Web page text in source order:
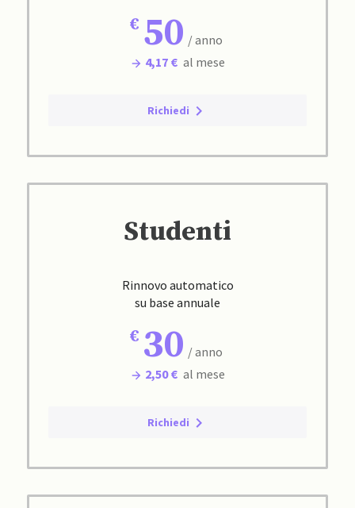
50 / anno
4,17 € al mese
Richiedi
Studenti
Rinnovo automatico
su base annuale
30 / anno
2,50 € al mese
Richiedi